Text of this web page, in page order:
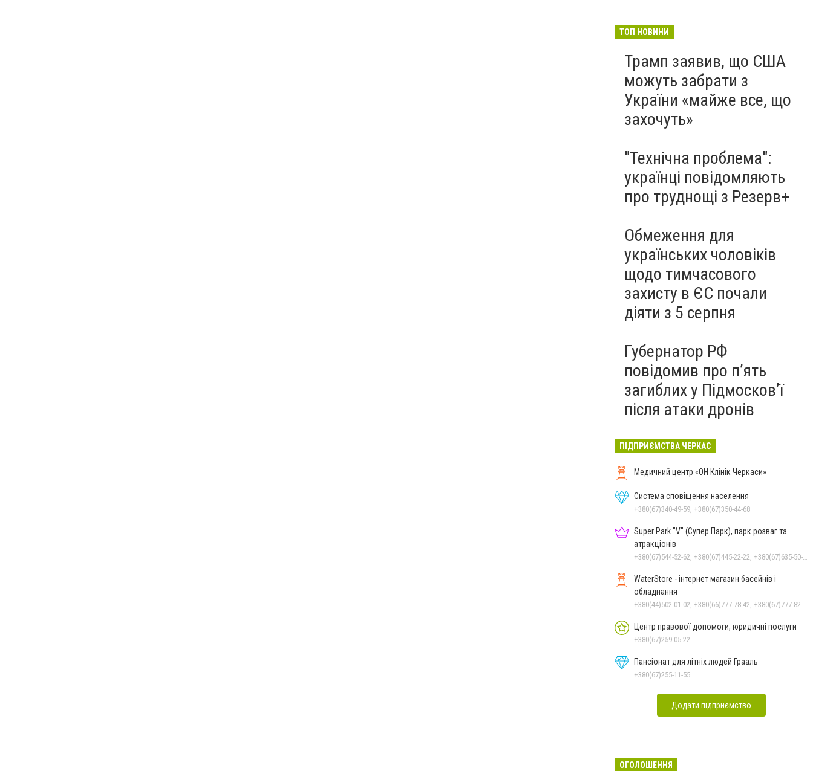
ТОП НОВИНИ
Трамп заявив, що США
можуть забрати з
України «майже все, що
захочуть»
"Технічна проблема":
українці повідомляють
про труднощі з Резерв+
Обмеження для
українських чоловіків
щодо тимчасового
захисту в ЄС почали
діяти з 5 серпня
Губернатор РФ
повідомив про п’ять
загиблих у Підмосков’ї
після атаки дронів
ПІДПРИЄМСТВА ЧЕРКАС
Медичний центр «ОН Клінік Черкаси»
Система сповіщення населення
+380(67)340-49-59, +380(67)350-44-68
Super Park "V" (Супер Парк), парк розваг та
атракціонів
+380(67)544-52-62, +380(67)445-22-22, +380(67)635-50-50
WaterStore - інтернет магазин басейнів і
обладнання
+380(44)502-01-02, +380(66)777-78-42, +380(67)777-82-19, +380(67)890-80-80, +380(73)890-80-80, +380(44)502-01-03
Центр правової допомоги, юридичні послуги
+380(67)259-05-22
Пансіонат для літніх людей Грааль
+380(67)255-11-55
Додати підприємство
ОГОЛОШЕННЯ